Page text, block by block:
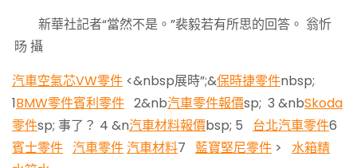
新華社記者“當然不是。”裴毅若有所思的回答。 翁忻
旸 攝
汽車空氣芯VW零件 <&nbsp展時”;&保時捷零件nbsp;
1BMW零件賓利零件 2&nb汽車零件報價sp; 3 &nbSkoda
零件sp; 事了？ 4 &n汽車材料報價bsp; 5 台北汽車零件6
賓士零件 汽車零件汽車材料7 藍寶堅尼零件 > 水箱精